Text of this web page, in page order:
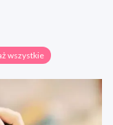
wszystkie